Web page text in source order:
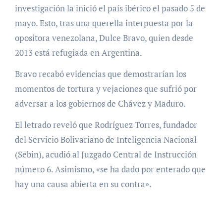
investigación la inició el país ibérico el pasado 5 de
mayo. Esto, tras una querella interpuesta por la
opositora venezolana, Dulce Bravo, quien desde
2013 está refugiada en Argentina.
Bravo recabó evidencias que demostrarían los
momentos de tortura y vejaciones que sufrió por
adversar a los gobiernos de Chávez y Maduro.
El letrado reveló que Rodríguez Torres, fundador
del Servicio Bolivariano de Inteligencia Nacional
(Sebin), acudió al Juzgado Central de Instrucción
número 6. Asimismo, «se ha dado por enterado que
hay una causa abierta en su contra».